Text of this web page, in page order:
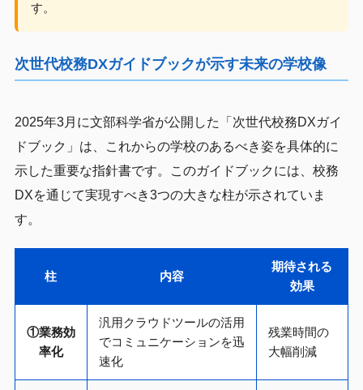
す。
次世代校務DXガイドブックが示す未来の学校像
2025年3月に文部科学省が公開した「次世代校務DXガイ
ドブック」は、これからの学校のあるべき姿を具体的に
示した重要な指針書です。このガイドブックには、校務
DXを通じて実現すべき3つの大きな柱が示されていま
す。
柱 内容
期待される
効果
①業務効
率化
汎用クラウドツールの活用
でコミュニケーションを迅
速化
残業時間の
大幅削減